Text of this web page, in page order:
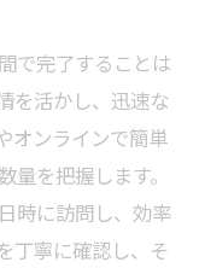
で完了することは
を活かし、迅速な
オンラインで簡単
を把握します。
時に訪問し、効率
丁寧に確認し、そ